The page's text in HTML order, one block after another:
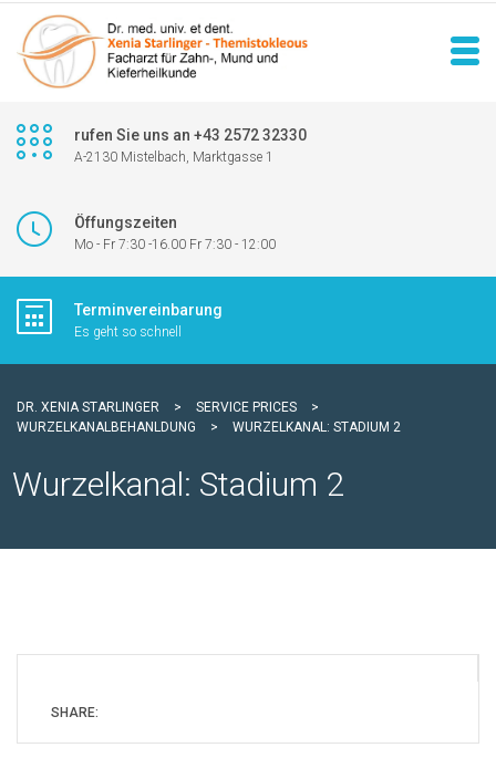
rufen Sie uns an +43 2572 32330
A-2130 Mistelbach, Marktgasse 1
Öffungszeiten
Mo - Fr 7:30 -16.00 Fr 7:30 - 12:00
Terminvereinbarung
Es geht so schnell
DR. XENIA STARLINGER > SERVICE PRICES
>
WURZELKANALBEHANLDUNG
> WURZELKANAL: STADIUM 2
Wurzelkanal: Stadium 2
SHARE: